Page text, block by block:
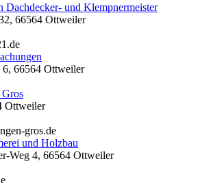
Dachdecker- und Klempnermeister
66564 Ottweiler
66564 Ottweiler
Gros
Ottweiler
gros.de
und Holzbau
Weg 4, 66564 Ottweiler